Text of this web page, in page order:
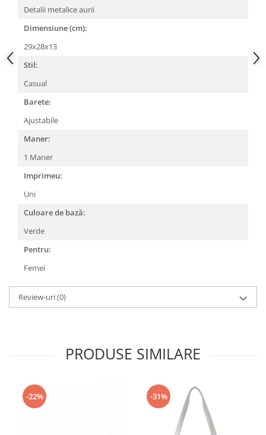
Detalii metalice aurii
Dimensiune (cm):
29x28x13
Stil:
Casual
Barete:
Ajustabile
Maner:
1 Maner
Imprimeu:
Uni
Culoare de bază:
Verde
Pentru:
Femei
Review-uri(0)
PRODUSE SIMILARE
-22% -31%